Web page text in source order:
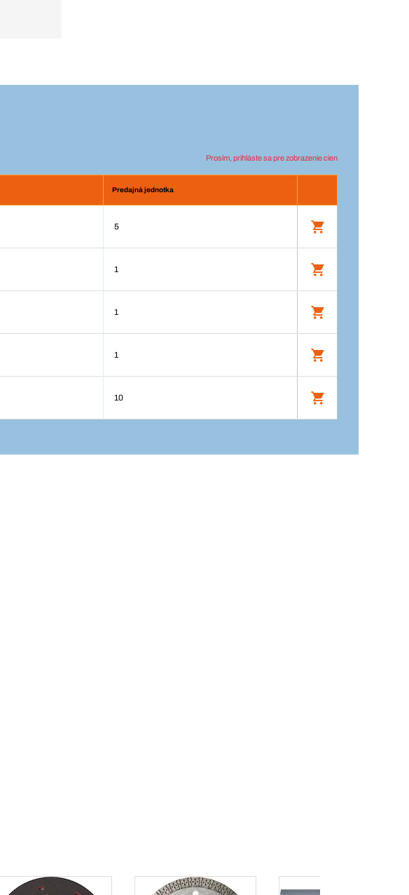
Prosím, prihláste sa pre zobrazenie cien
Predajná jednotka
5
1
1
1
10